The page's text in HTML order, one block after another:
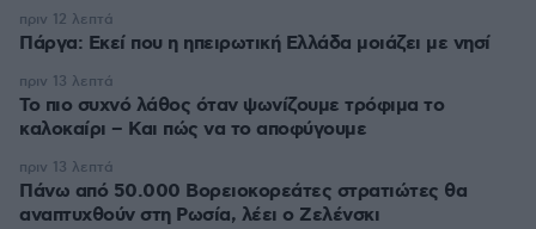
Πάργα: Εκεί που η ηπειρωτική Ελλάδα μοιάζει με νησί
πριν 12 λεπτά
Το πιο συχνό λάθος όταν ψωνίζουμε τρόφιμα το
καλοκαίρι – Και πώς να το αποφύγουμε
πριν 13 λεπτά
Πάνω από 50.000 Βορειοκορεάτες στρατιώτες θα
αναπτυχθούν στη Ρωσία, λέει ο Ζελένσκι
πριν 13 λεπτά